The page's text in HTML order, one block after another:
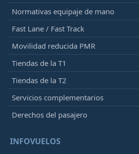
Normativas equipaje de mano
Fast Lane / Fast Track
Movilidad reducida PMR
Tiendas de la T1
Tiendas de la T2
Servicios complementarios
Derechos del pasajero
INFOVUELOS